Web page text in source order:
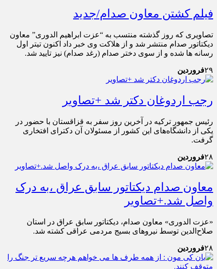
فیلم کشتن معاون صدام/جدید
تصاویری که روز گذشته منتسب به “عزت ابراهیم الدوری” معاون
دیکتاتور صدام منتشر شد و از هلاکت وی خبر داد اکنون تیتر اول
رسانه ها شده و از سوی دختر صدام (رغد صدام) نیز تایید شد.
۲۹فروردین
رجب اردوغان دکتر شد +تصاویر
رئیس جمهور ترکیه در آخرین روز سفر به قزاقستان با حضور در
یکی از دانشگاه‌های این کشور از مسئولان آن دکترای افتخاری
گرفت.
۲۸فروردین
معاون صدام دیکتاتور سابق عراق ،به درک
واصل شد.+تصاویر
«عزت الدوری» معاون صدام، دیکتاتور سابق عراق در استان
صلاح‌الدین توسط نیروهای بسیج مردمی عراقی کشته شد.
۲۸فروردین